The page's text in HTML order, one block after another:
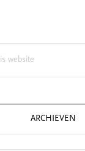
ARCHIEVEN